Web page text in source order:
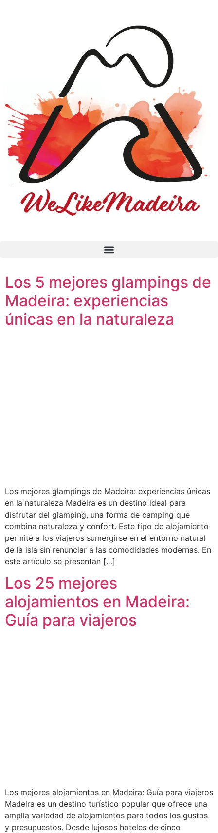
Los 5 mejores glampings de
Madeira: experiencias
únicas en la naturaleza
Los mejores glampings de Madeira: experiencias únicas
en la naturaleza Madeira es un destino ideal para
disfrutar del glamping, una forma de camping que
combina naturaleza y confort. Este tipo de alojamiento
permite a los viajeros sumergirse en el entorno natural
de la isla sin renunciar a las comodidades modernas. En
este artículo se presentan […]
Los 25 mejores
alojamientos en Madeira:
Guía para viajeros
Los mejores alojamientos en Madeira: Guía para viajeros
Madeira es un destino turístico popular que ofrece una
amplia variedad de alojamientos para todos los gustos
y presupuestos. Desde lujosos hoteles de cinco